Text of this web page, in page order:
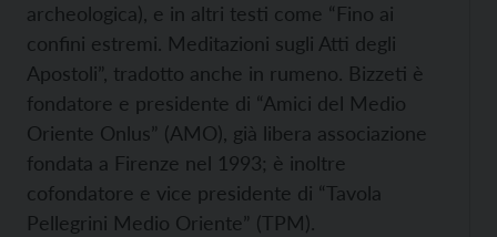
archeologica), e in altri testi come “Fino ai
confini estremi. Meditazioni sugli Atti degli
Apostoli”, tradotto anche in rumeno. Bizzeti è
fondatore e presidente di “Amici del Medio
Oriente Onlus” (AMO), già libera associazione
fondata a Firenze nel 1993; è inoltre
cofondatore e vice presidente di “Tavola
Pellegrini Medio Oriente” (TPM).